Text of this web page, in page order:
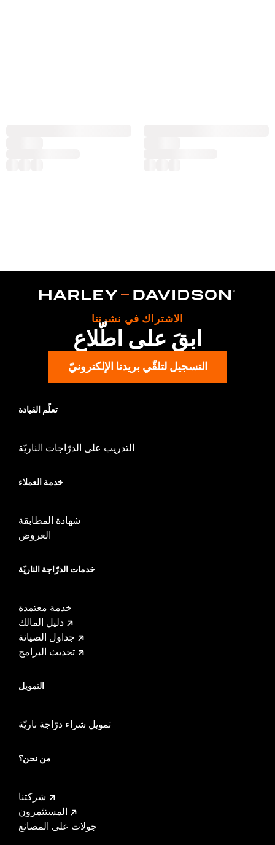
الاشتراك في نشرتنا
ابقَ على اطّلاع
التسجيل لتلقّي بريدنا الإلكترونيّ
تعلّم القيادة
التدريب على الدرّاجات الناريّة
خدمة العملاء
شهادة المطابقة
العروض
خدمات الدرّاجة الناريّة
خدمة معتمدة
دليل المالك
جداول الصيانة
تحديث البرامج
التمويل
تمويل شراء درّاجة ناريّة
من نحن؟
شركتنا
المستثمرون
جولات على المصانع